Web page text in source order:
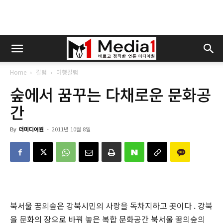
Home 칼럼 여행칼럼
숲에서 꿈꾸는 다채로운 문화공
간
By 더미디어원 - 2011년 10월 8일
북서울 꿈의숲은 강북시민의 사랑을 독차지하고 곳이다 . 강북
을 문화의 장으로 바꿔 놓은 복합 문화공간 북서울 꿈의숲의